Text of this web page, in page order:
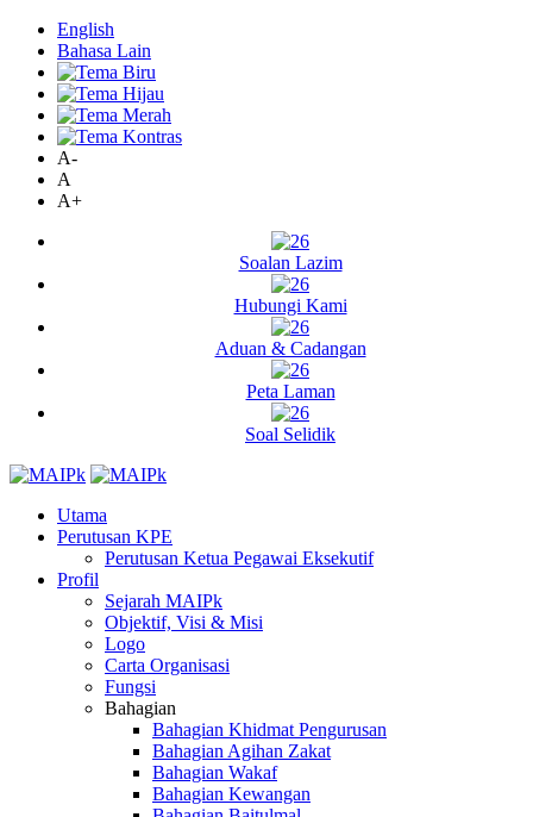
English
Bahasa Lain
A-
A
A+
Soalan Lazim
Hubungi Kami
Aduan & Cadangan
Peta Laman
Soal Selidik
Utama
Perutusan KPE
Perutusan Ketua Pegawai Eksekutif
Profil
Sejarah MAIPk
Objektif, Visi & Misi
Logo
Carta Organisasi
Fungsi
Bahagian
Bahagian Khidmat Pengurusan
Bahagian Agihan Zakat
Bahagian Wakaf
Bahagian Kewangan